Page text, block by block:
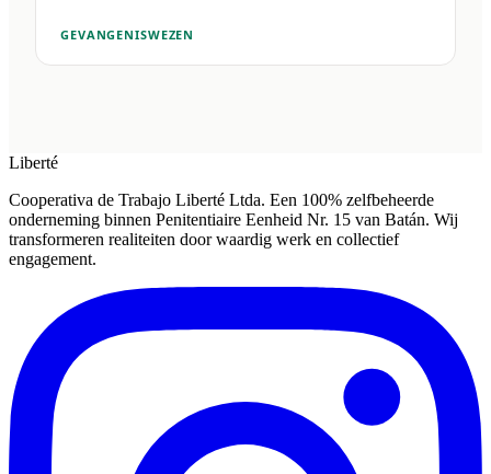
GEVANGENISWEZEN
Liberté
Cooperativa de Trabajo Liberté Ltda. Een 100% zelfbeheerde
onderneming binnen Penitentiaire Eenheid Nr. 15 van Batán. Wij
transformeren realiteiten door waardig werk en collectief
engagement.